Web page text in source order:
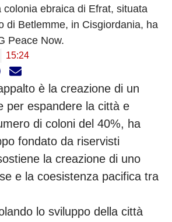
colonia ebraica di Efrat, situata
di Betlemme, in Cisgiordania, ha
Peace Now.
15:24
è la creazione di un
per espandere la città e
di coloni del 40%, ha
fondato da riservisti
la creazione di uno
e la coesistenza pacifica tra
lo sviluppo della città